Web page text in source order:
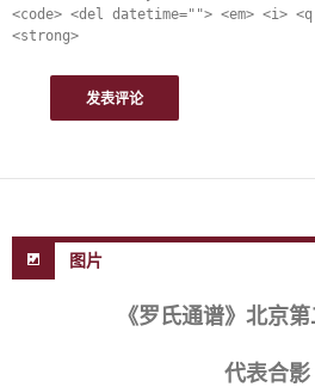
<code> <del datetime=""> <em> <i>
<strong>
图片
《罗氏通谱》北京
代表合影